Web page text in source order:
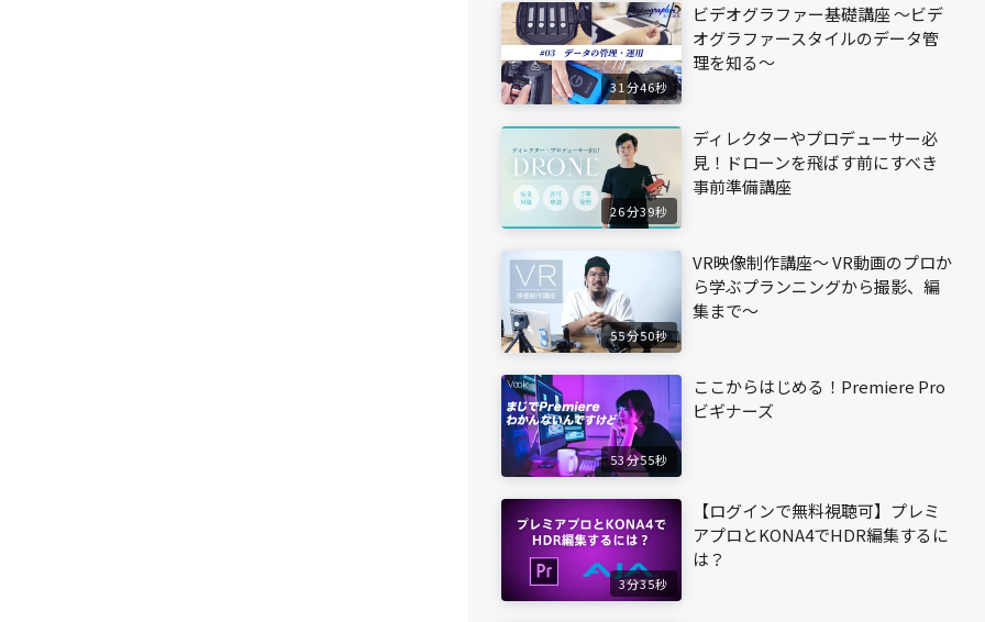
31分46秒
ビデオグラファー基礎講座 〜ビデ
オグラファースタイルのデータ管
理を知る〜
26分39秒
ディレクターやプロデューサー必
見！ドローンを飛ばす前にすべき
事前準備講座
55分50秒
VR映像制作講座〜 VR動画のプロか
ら学ぶプランニングから撮影、編
集まで〜
53分55秒
ここからはじめる！Premiere Pro
ビギナーズ
3分35秒
【ログインで無料視聴可】プレミ
アプロとKONA4でHDR編集するに
は？